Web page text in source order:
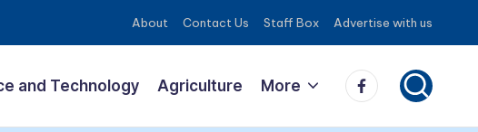
About Contact Us Staff Box Advertise with us
and Technology Agriculture More Facebook